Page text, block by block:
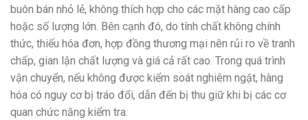
buôn bán nhỏ lẻ, không thích hợp cho các mặt hàng cao cấp
hoặc số lượng lớn. Bên cạnh đó, do tính chất không chính
thức, thiếu hóa đơn, hợp đồng thương mại nên rủi ro về tranh
chấp, gian lận chất lượng và giá cả rất cao. Trong quá trình
vận chuyển, nếu không được kiểm soát nghiêm ngặt, hàng
hóa có nguy cơ bị tráo đổi, dẫn đến bị thu giữ khi bị các cơ
quan chức năng kiểm tra.